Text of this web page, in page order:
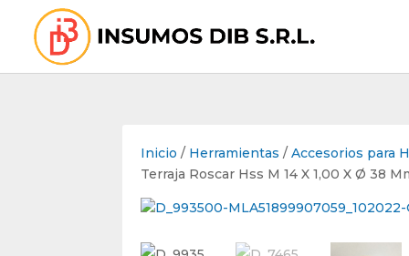
Inicio / Herramientas /Accesorios para
Terraja Roscar Hss M 14 X 1,00 X Ø 38